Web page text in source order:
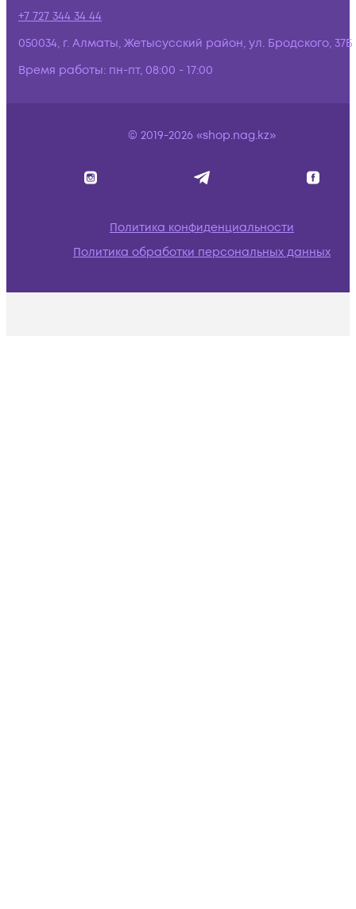
+7 727 344 34 44
050034, г. Алматы, Жетысусский район, ул. Бродского, 37Б
Время работы: пн-пт, 08:00 - 17:00
© 2019-2026 «shop.nag.kz»
Политика конфиденциальности
Политика обработки персональных данных